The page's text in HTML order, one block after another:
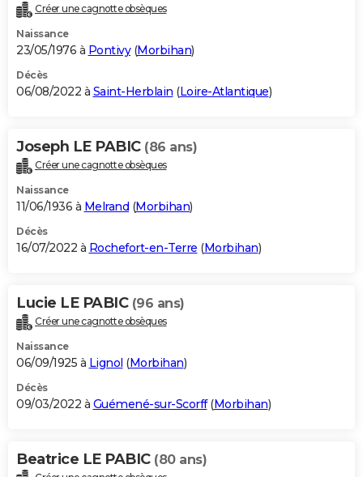
Créer une cagnotte obsèques
Naissance
23/05/1976 à Pontivy(Morbihan)
Décès
06/08/2022 à Saint-Herblain (Loire-Atlantique)
Joseph LE PABIC (86 ans)
Créer une cagnotte obsèques
Naissance
11/06/1936 à Melrand (Morbihan)
Décès
16/07/2022 à Rochefort-en-Terre (Morbihan)
Lucie LE PABIC (96 ans)
Créer une cagnotte obsèques
Naissance
06/09/1925 à Lignol (Morbihan)
Décès
09/03/2022 à Guémené-sur-Scorff(Morbihan)
Beatrice LE PABIC (80 ans)